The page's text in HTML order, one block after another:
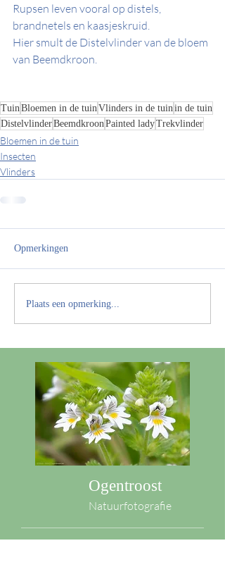
Rupsen leven vooral op distels,
brandnetels en kaasjeskruid.
Hier smult de Distelvlinder van de bloem
van Beemdkroon.
TuinBloemen in de tuinVlinders in de tuinin de tuin
DistelvlinderBeemdkroonPainted ladyTrekvlinder
Bloemen in de tuin
Insecten
Vlinders
Opmerkingen
Plaats een opmerking...
Ogentroost
Natuurfotografie